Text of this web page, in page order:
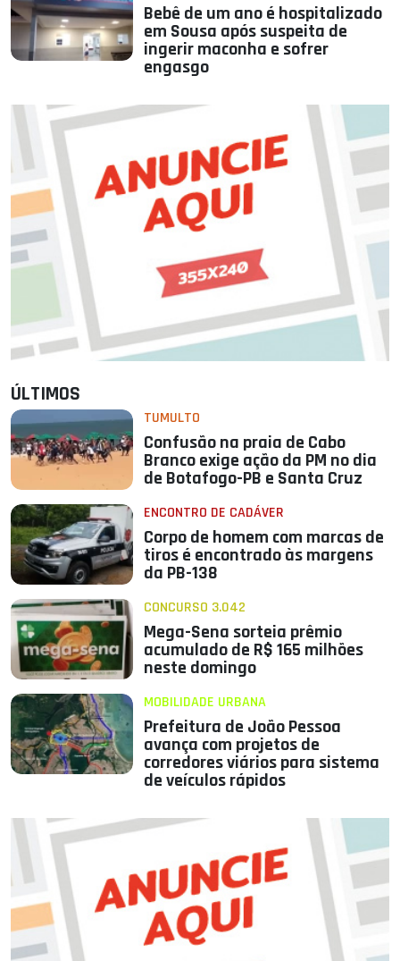
Bebê de um ano é hospitalizado
em Sousa após suspeita de
ingerir maconha e sofrer
engasgo
ÚLTIMOS
TUMULTO
Confusão na praia de Cabo
Branco exige ação da PM no dia
de Botafogo-PB e Santa Cruz
ENCONTRO DE CADÁVER
Corpo de homem com marcas de
tiros é encontrado às margens
da PB-138
CONCURSO 3.042
Mega-Sena sorteia prêmio
acumulado de R$ 165 milhões
neste domingo
MOBILIDADE URBANA
Prefeitura de João Pessoa
avança com projetos de
corredores viários para sistema
de veículos rápidos